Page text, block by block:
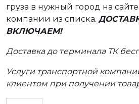
груза в нужный город на
компании из списка.
ВКЛЮЧАЕМ!
Доставка до терминала ТК
Услуги транспортной
клиентом при получении